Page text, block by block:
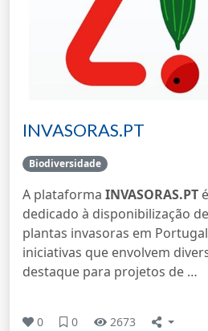
INVASORAS.PT
Biodiversidade
A plataforma INVASORAS.PT
dedicado à disponibilização
plantas invasoras em
iniciativas que envolvem
destaque para projetos de …
0 0 2673